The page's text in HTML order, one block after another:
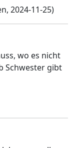
2024-11-25)
wo es nicht
Schwester gibt